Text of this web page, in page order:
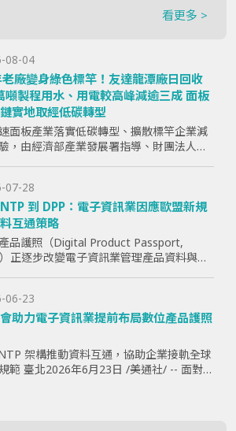
看更多 >
08-04
廠變身綠色標竿！友達龍潭廠日回收
噸製程用水、用電較高峰減逾三成 面板
實地取經低碳轉型
面板產業落實低碳轉型、擴散標竿企業減
，由經濟部產業發展署指導、財團法人資
流活動」，7月15日於...
07-28
到 DPP：電子資訊業因應歐盟新規
互通策略
品護照（Digital Product Passport,
正逐步改變電子資訊業管理產品資料與供
...
06-23
助力電子資訊業提前布局數位產品護照
架構推動資料互通，協助企業接軌全球
範 臺北2026年6月23日 /美通社/ -- 面對歐